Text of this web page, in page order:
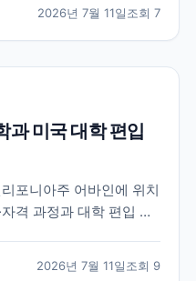
2026년 7월 11일조회 7
과 미국 대학 편입
포니아주 어바인에 위치
격 과정과 대학 편입 준
2026년 7월 11일조회 9